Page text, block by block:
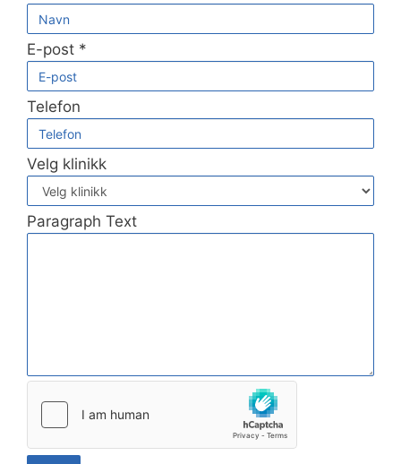
E-post *
Telefon
Velg klinikk
Paragraph Text